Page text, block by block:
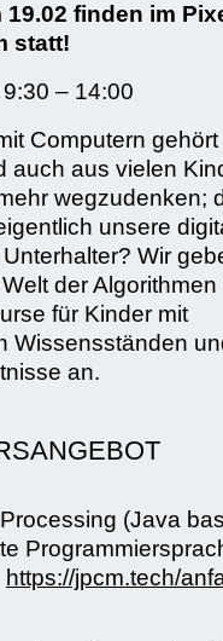
19.02 finden im
statt!
– 14:00
Computern
auch aus vielen
wegzudenken;
unsere
Wir
der
für Kinder mit
Wissensständen
an.
(Java
https://jpcm.tech/